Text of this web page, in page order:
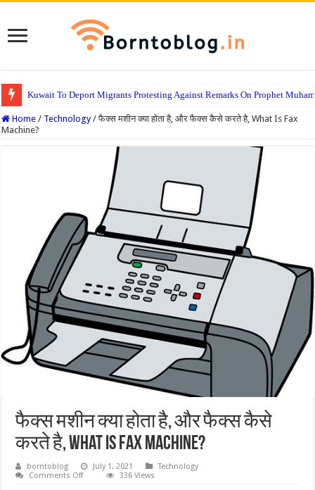
Kuwait To Deport Migrants Protesting Against Remarks On Prophet
Home / Technology / फैक्स मशीन क्या होता है, और फैक्स कैसे करते है, What Is Fax
Machine?
फैक्स मशीन क्या होता है, और फैक्स कैसे
करते है, What Is Fax Machine?
borntoblog July 1, 2021
Technology
Comments Offon
336 Views